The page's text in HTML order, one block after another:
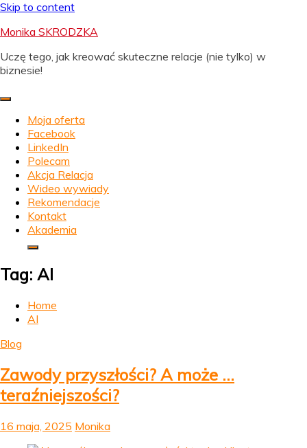
Skip to content
Monika SKRODZKA
Uczę tego, jak kreować skuteczne relacje (nie tylko) w
biznesie!
Moja oferta
Facebook
LinkedIn
Polecam
Akcja Relacja
Wideo wywiady
Rekomendacje
Kontakt
Akademia
Tag: AI
Home
AI
Blog
Zawody przyszłości? A może …
teraźniejszości?
16 maja, 2025 Monika